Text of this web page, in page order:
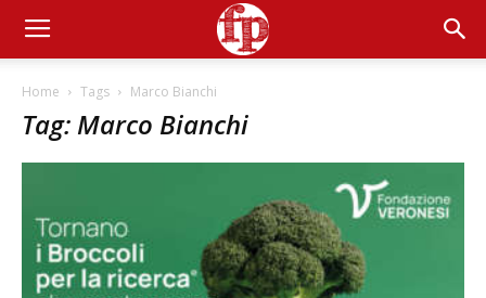
Home Tags Marco Bianchi
Tag: Marco Bianchi